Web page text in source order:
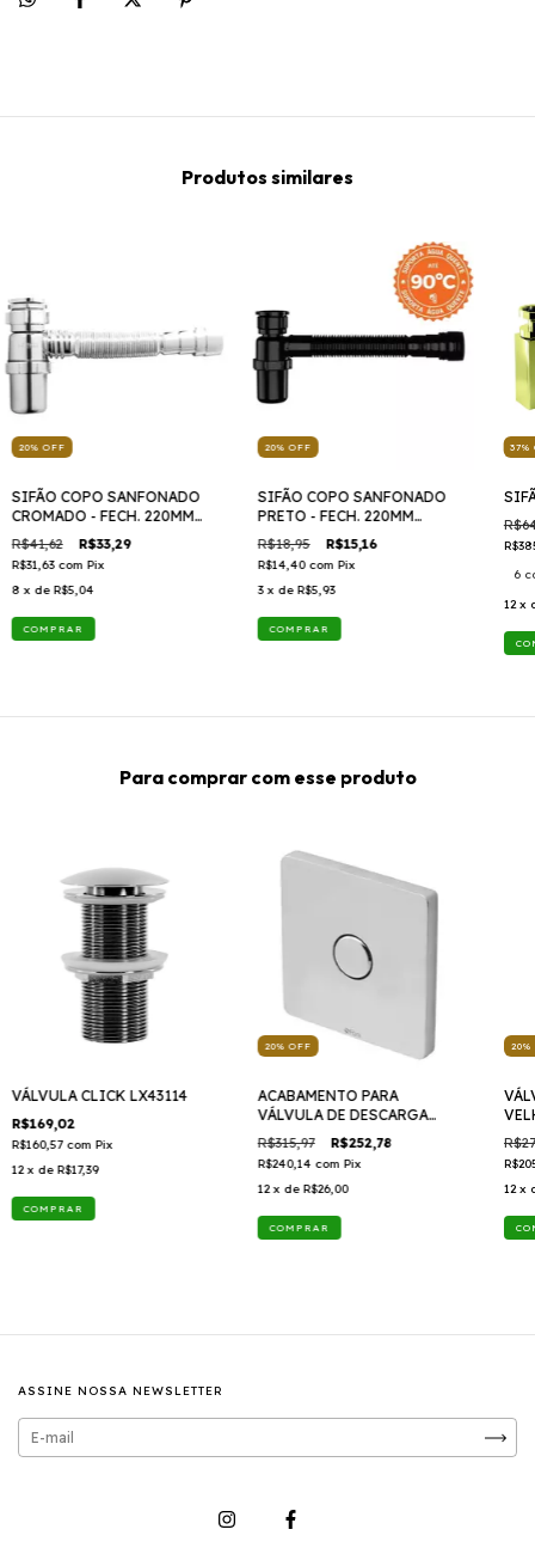
Produtos similares
20%OFF
SIFÃO COPO SANFONADO
CROMADO - FECH. 220MM
/ESTEND. 490MM SSUC2
R$41,62 R$33,29
R$31,63 com Pix
8 x de R$5,04
20%OFF
SIFÃO COPO SANFONADO
PRETO - FECH. 220MM
/ESTEND. 490MM SSUC3
R$18,95 R$15,16
R$14,40 com Pix
3 x de R$5,93
37%
6
12 x
Para comprar com esse produto
VÁLVULA CLICK LX43114
R$169,02
R$160,57 com Pix
12 x de R$17,39
20%OFF
ACABAMENTO PARA
VÁLVULA DE DESCARGA
- 590CR
R$315,97 R$252,78
R$240,14 com Pix
12 x de R$26,00
20%
12 x
ASSINE NOSSA NEWSLETTER